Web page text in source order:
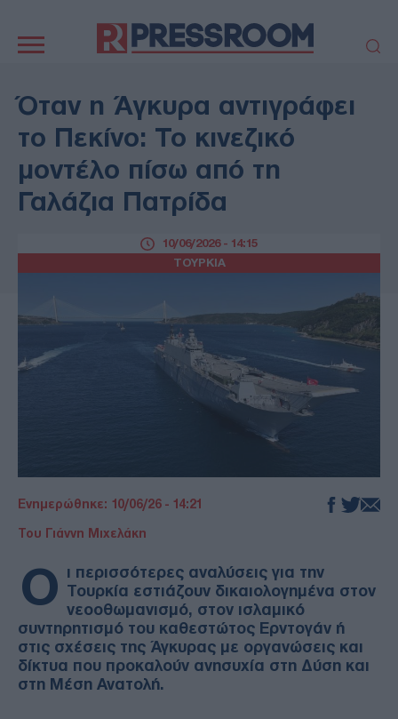
πλοήγηση
ΠΟΛΙΤΙΚΗ
ΕΚΚΛΗΣΙΑ
ΑΜΥΝΑ
ΔΙΕΘΝΗ
ΚΥΠΡΟΣ
MEDIA
LIFESTYLE
AUTO - MOTO
ΓΑΣΤΡΟΝΟΜΙΑ
Όταν η Άγκυρα αντιγράφει
το Πεκίνο: Το κινεζικό
μοντέλο πίσω από τη
Γαλάζια Πατρίδα
ΤΟΥΡΚΙΑ
10/06/2026 - 14:15
Ενημερώθηκε: 10/06/26 - 14:21
Του Γιάννη Μιχελάκη
Ο ι περισσότερες αναλύσεις για την
Τουρκία εστιάζουν δικαιολογημένα στον
νεοοθωμανισμό, στον ισλαμικό
συντηρητισμό του καθεστώτος Ερντογάν ή
στις σχέσεις της Άγκυρας με οργανώσεις και
δίκτυα που προκαλούν ανησυχία στη Δύση και
στη Μέση Ανατολή.